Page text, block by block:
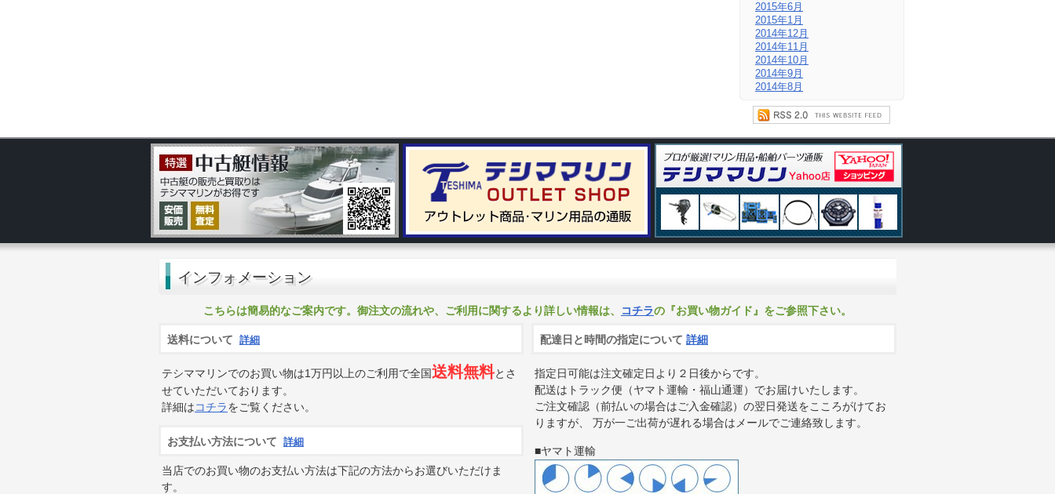
2015年6月
2015年1月
2014年12月
2014年11月
2014年10月
2014年9月
2014年8月
インフォメーション
こちらは簡易的なご案内です。御注文の流れや、ご利用に関するより詳しい情報は、 コチラの『お買い物ガイド』をご参照下さい。
送料について 詳細
テシママリンでのお買い物は1万円以上のご利用で全国送料無料とさ
せていただいております。
詳細はコチラをご覧ください。
お支払い方法について 詳細
当店でのお買い物のお支払い方法は下記の方法からお選びいただけま
す。
配達日と時間の指定について 詳細
指定日可能は注文確定日より２日後からです。
配送はトラック便（ヤマト運輸・福山通運）でお届けいたします。
ご注文確認（前払いの場合はご入金確認）の翌日発送をこころがけてお
りますが、 万が一ご出荷が遅れる場合はメールでご連絡致します。
■ヤマト運輸